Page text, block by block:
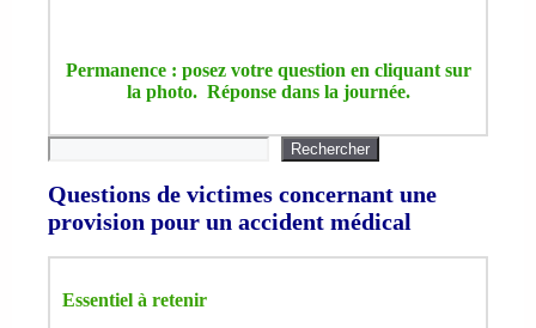
Permanence : posez votre question en cliquant sur
la photo. Réponse dans la journée.
Rechercher Rechercher
Questions de victimes concernant une
provision pour un accident médical
Essentiel à retenir